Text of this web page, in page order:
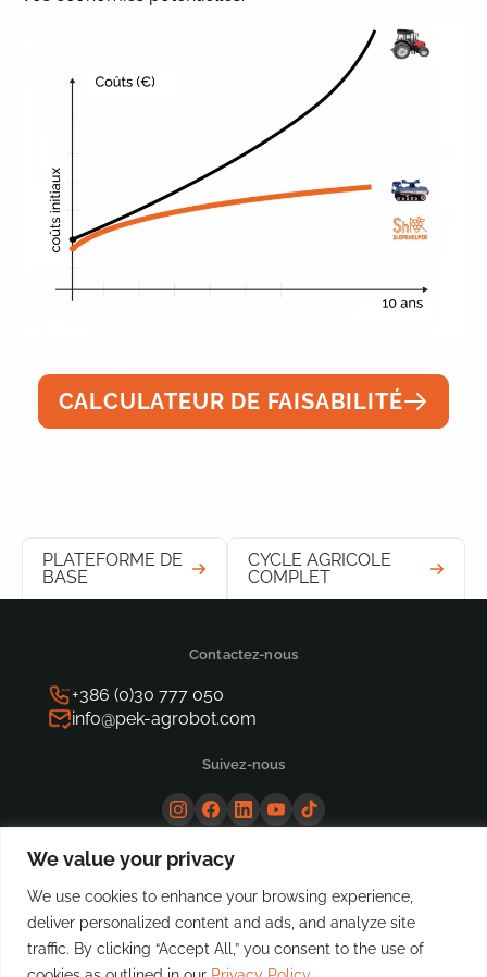
We value your privacy
We use cookies to enhance your browsing experience,
deliver personalized content and ads, and analyze site
traffic. By clicking “Accept All,” you consent to the use of
CALCULATEUR DE FAISABILITÉ
PLATEFORME DE
BASE
CYCLE AGRICOLE
COMPLET
Contactez-nous
+386 (0)30 777 050
info@pek-agrobot.com
Suivez-nous